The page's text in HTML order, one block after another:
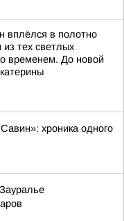
вплёлся в полотно
тех светлых
временем. До новой
хроника одного